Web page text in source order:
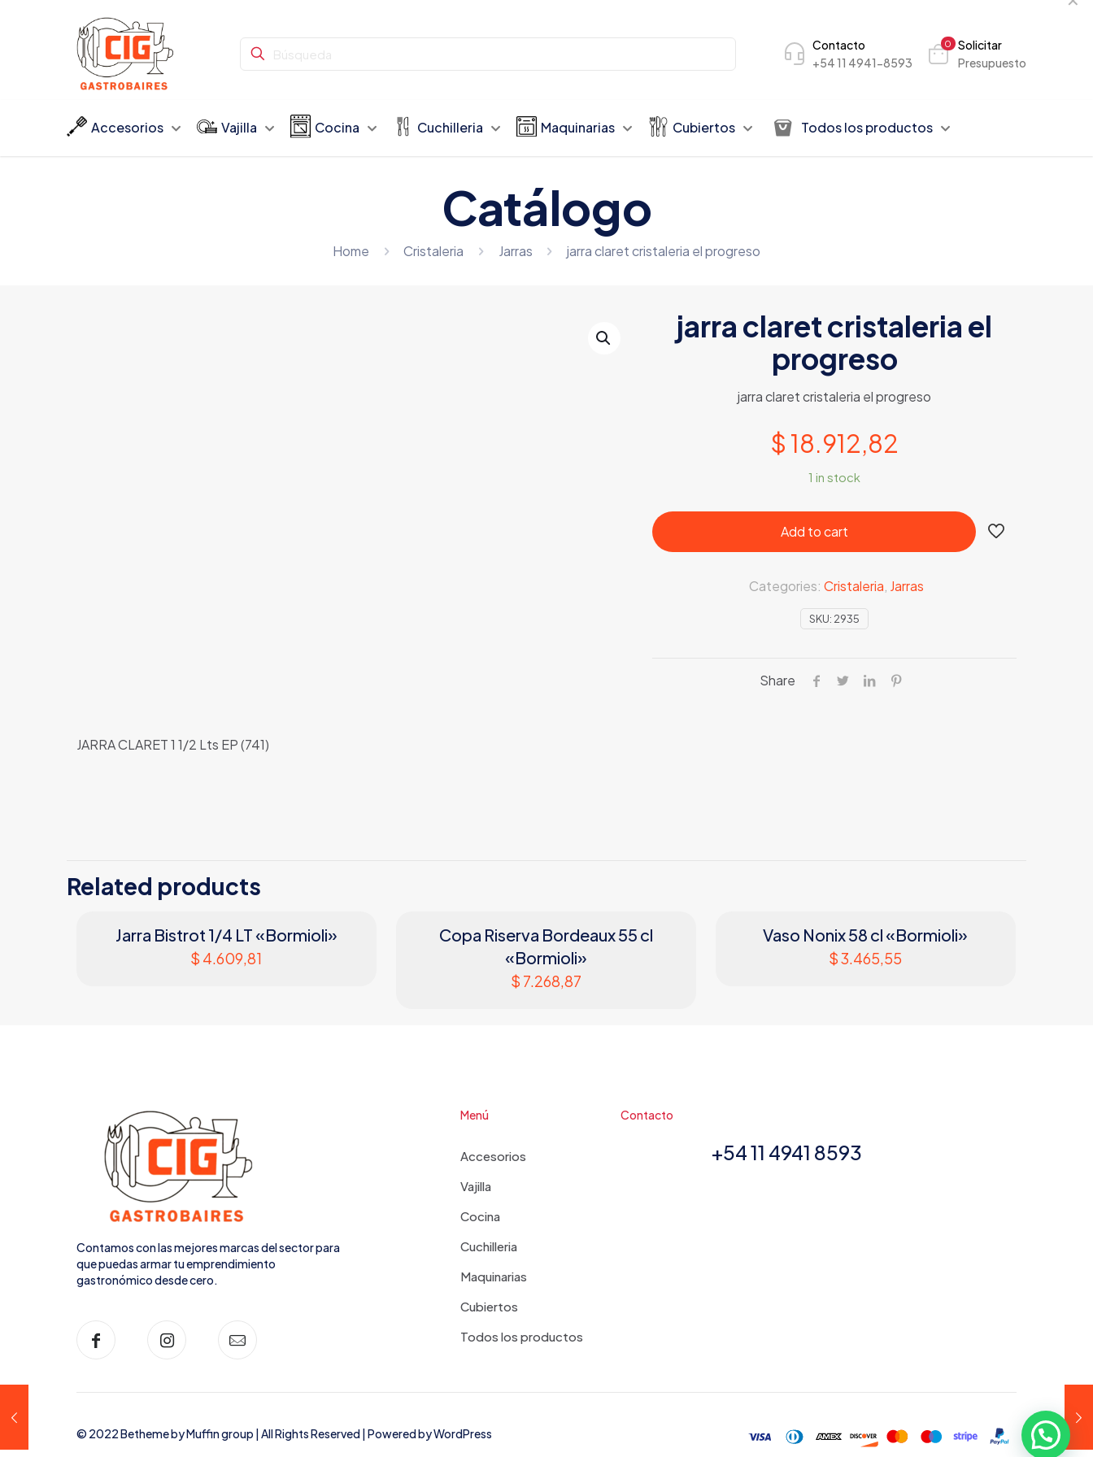
Contacto
+54 11 4941-8593
0
Solicitar
Presupuesto
Accesorios Vajilla Cocina Cuchilleria Maquinarias Cubiertos Todos los productos
Catálogo
Home Cristaleria Jarras jarra claret cristaleria el progreso
jarra claret cristaleria el
progreso
jarra claret cristaleria el progreso
$ 18.912,82
1 in stock
Add to cart
SKU: 2935
Categories: Cristaleria, Jarras
Share
JARRA CLARET 1 1/2 Lts EP (741)
Related products
Jarra Bistrot 1/4 LT «Bormioli»
$ 4.609,81
Copa Riserva Bordeaux 55 cl
«Bormioli»
$ 7.268,87
Vaso Nonix 58 cl «Bormioli»
$3.465,55
Contamos con las mejores marcas del sector para
que puedas armar tu emprendimiento
gastronómico desde cero.
Menú
Accesorios
Vajilla
Cocina
Cuchilleria
Maquinarias
Cubiertos
Todos los productos
Contacto
+54 11 4941 8593
© 2022 Betheme byMuffin group | All Rights Reserved | Powered byWordPress